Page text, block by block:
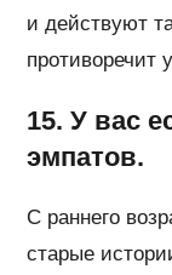
и действуют
противоречит
15. У вас
эмпатов.
С раннего
старые